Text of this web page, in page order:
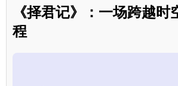
《择君记》：一场跨越时
程